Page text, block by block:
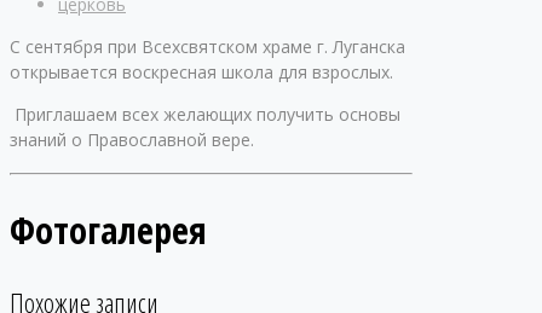
С сентября при Всехсвятском храме г. Луганска
открывается воскресная школа для взрослых.
Приглашаем всех желающих получить основы
знаний о Православной вере.
Фотогалерея
Похожие записи